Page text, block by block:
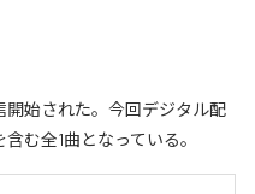
開始された。今回デジタル配
む全1曲となっている。